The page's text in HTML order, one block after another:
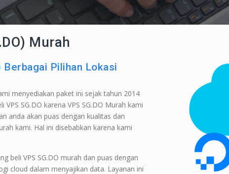
Murah
Berbagai Pilihan Lokasi
menyediakan paket ini sejak tahun 2014
SG.DO karena VPS SG.DO Murah kami
anda akan puas dengan kualitas dan
kami. Hal ini disebabkan karena kami
beli VPS SG.DO murah dan puas dengan
cloud dalam menyajikan data. Layanan ini